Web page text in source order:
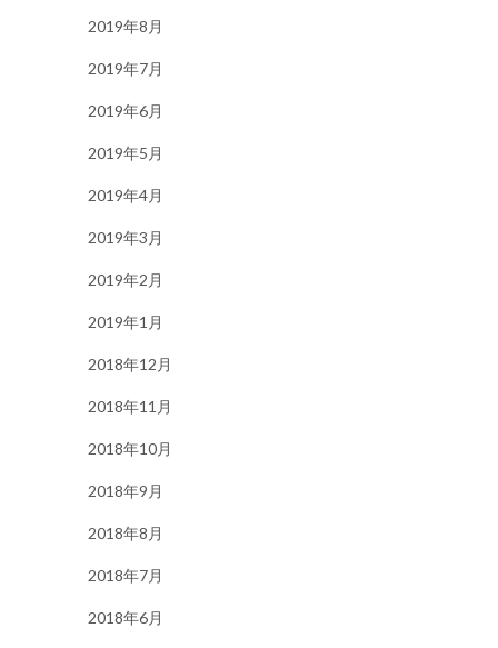
2019年8月
2019年7月
2019年6月
2019年5月
2019年4月
2019年3月
2019年2月
2019年1月
2018年12月
2018年11月
2018年10月
2018年9月
2018年8月
2018年7月
2018年6月